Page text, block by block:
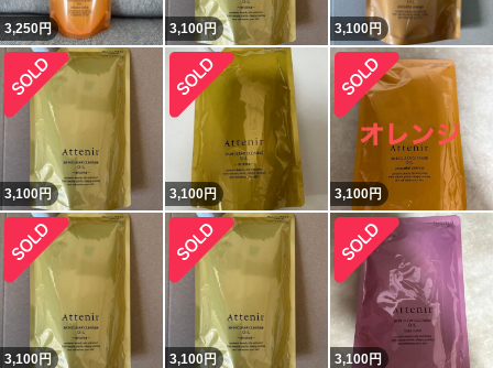
3,250円 3,100円 3,100円
3,100円 3,100円 3,100円
3,100円 3,100円 3,100円